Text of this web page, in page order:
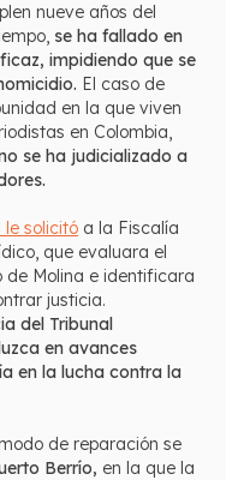
nueve años del
se ha fallado en
impidiendo que se
El caso de
en la que viven
en Colombia,
se ha judicializado a
solicitó a la Fiscalía
que evaluara el
Molina e identificara
justicia.
del Tribunal
en avances
en la lucha contra la
de reparación se
Berrío, en la que la